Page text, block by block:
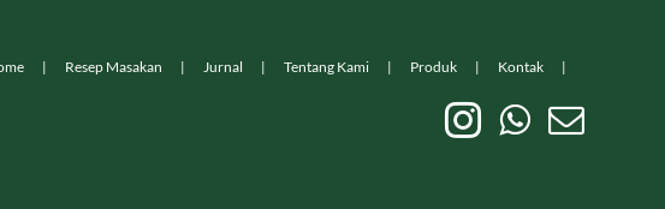
Resep Masakan Jurnal Tentang Kami Produk Kontak